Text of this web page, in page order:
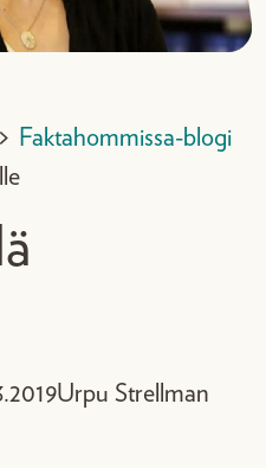
> Faktahommissa-blogi
Urpu Strellman